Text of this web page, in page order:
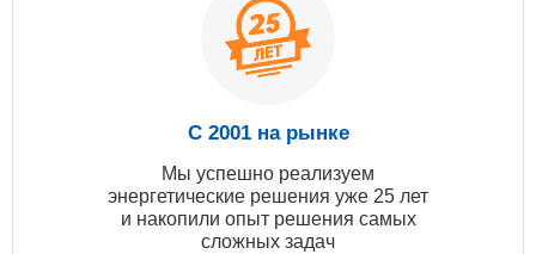
С 2001 на рынке
Мы успешно реализуем
энергетические решения уже 25 лет
и накопили опыт решения самых
сложных задач